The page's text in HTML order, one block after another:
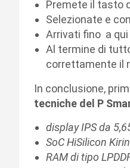
Premete il tasto
Selezionate e
Arrivati fino a
Al termine di
correttamente il
In conclusione,
tecniche del P
display IPS da
SoC HiSilicon
RAM di tipo